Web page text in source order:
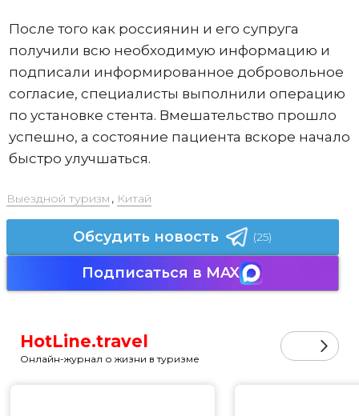
После того как россиянин и его супруга
получили всю необходимую информацию и
подписали информированное добровольное
согласие, специалисты выполнили операцию
по установке стента. Вмешательство прошло
успешно, а состояние пациента вскоре начало
быстро улучшаться.
Выездной туризм , Китай
Обсудить новость (25)
Подписаться в MAX
HotLine.travel
Онлайн-журнал о жизни в туризме